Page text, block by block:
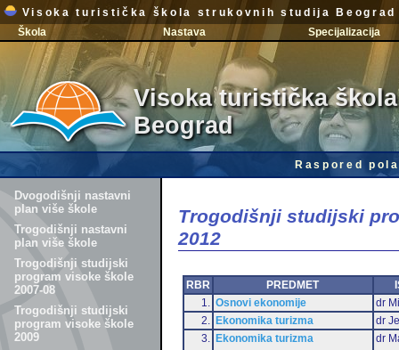
Visoka turistička škola strukovnih studija Beograd
Škola
Nastava Specijalizacija
Visoka turistička
Beograd
Raspored
Dvogodišnji nastavni
plan više škole
Trogodišnji nastavni
plan više škole
Trogodišnji studijski
program visoke škole
2007-08
Trogodišnji studijski
program visoke škole
2009
Trogodišnji studijski
2012
RBR PREDMET
1.
Osnovi ekonomije
dr
2.
Ekonomika turizma
dr
3.
Ekonomika turizma dr